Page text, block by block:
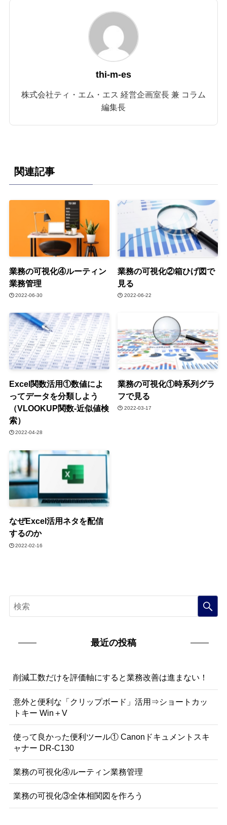
thi-m-es
株式会社ティ・エム・エス 経営企画室長 兼 コラム
編集長
関連記事
業務の可視化④ルーティン
業務管理
2022-06-30
業務の可視化②箱ひげ図で
見る
2022-06-22
Excel関数活用①数値によ
ってデータを分類しよう
（VLOOKUP関数-近似値検
索）
2022-04-28
業務の可視化①時系列グラ
フで見る
2022-03-17
なぜExcel活用ネタを配信
するのか
2022-02-16
最近の投稿
削減工数だけを評価軸にすると業務改善は進まない！
意外と便利な「クリップボード」活用⇒ショートカッ
トキー Win＋V
使って良かった便利ツール① Canonドキュメントスキ
ャナー DR-C130
業務の可視化④ルーティン業務管理
業務の可視化③全体相関図を作ろう